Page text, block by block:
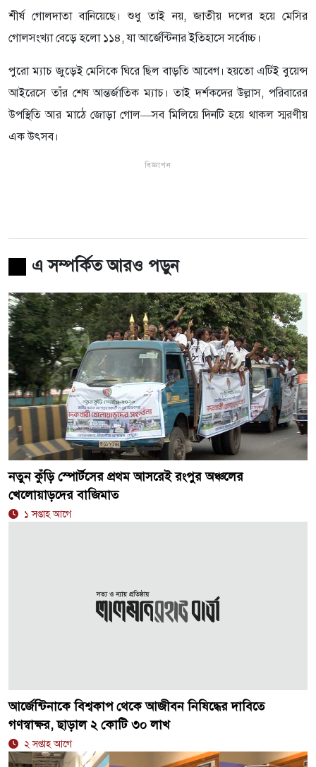
শীর্ষ গোলদাতা বানিয়েছে। শুধু তাই নয়, জাতীয় দলের হয়ে মেসির
গোলসংখ্যা বেড়ে হলো ১১৪, যা আর্জেন্টিনার ইতিহাসে সর্বোচ্চ।
পুরো ম্যাচ জুড়েই মেসিকে ঘিরে ছিল বাড়তি আবেগ। হয়তো এটিই বুয়েন্স
আইরেসে তাঁর শেষ আন্তর্জাতিক ম্যাচ। তাই দর্শকদের উল্লাস, পরিবারের
উপস্থিতি আর মাঠে জোড়া গোল—সব মিলিয়ে দিনটি হয়ে থাকল স্মরণীয়
এক উৎসব।
বিজ্ঞাপন
এ সম্পর্কিত আরও পড়ুন
নতুন কুঁড়ি স্পোর্টসের প্রথম আসরেই রংপুর অঞ্চলের
খেলোয়াড়দের বাজিমাত
১ সপ্তাহ আগে
আর্জেন্টিনাকে বিশ্বকাপ থেকে আজীবন নিষিদ্ধের দাবিতে
গণস্বাক্ষর, ছাড়াল ২ কোটি ৩০ লাখ
২ সপ্তাহ আগে